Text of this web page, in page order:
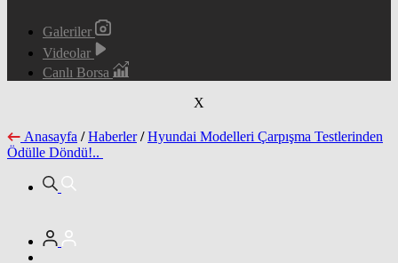
Galeriler
Videolar
Canlı Borsa
X
Anasayfa / Haberler / Hyundai Modelleri Çarpışma Testlerinden
Ödülle Döndü!..